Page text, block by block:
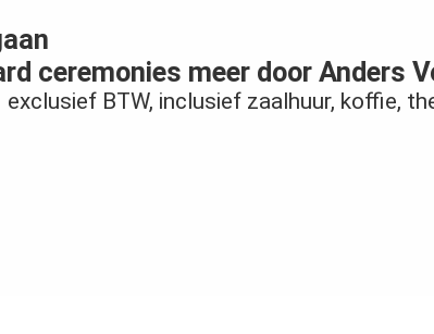
ceremonies meer door Anders
exclusief BTW, inclusief zaalhuur, koffie,